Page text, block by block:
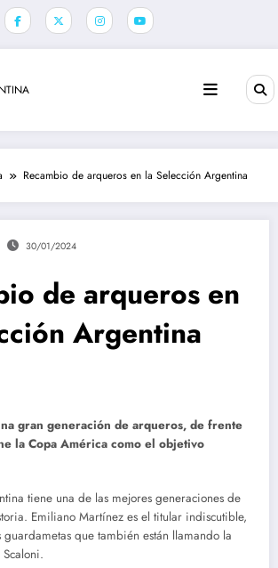
Recambio de arqueros en la Selección Argentina
30/01/2024
de arqueros en
Argentina
gran generación de arqueros, de frente
la Copa América como el objetivo
tiene una de las mejores generaciones de
Emiliano Martínez es el titular indiscutible,
guardametas que también están llamando la